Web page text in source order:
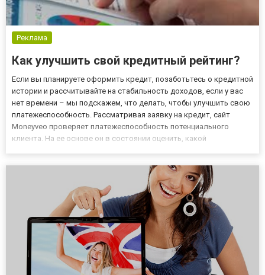
Реклама
Как улучшить свой кредитный рейтинг?
Если вы планируете оформить кредит, позаботьтесь о кредитной
истории и рассчитывайте на стабильность доходов, если у вас
нет времени – мы подскажем, что делать, чтобы улучшить свою
платежеспособность. Рассматривая заявку на кредит, сайт
Moneyveo проверяет платежеспособность потенциального
клиента. На ее основе он в состоянии оценить, какой